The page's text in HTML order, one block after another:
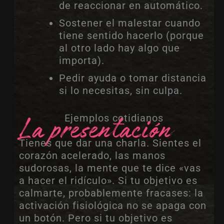
de reaccionar en automático.
Sostener el malestar cuando
tiene sentido hacerlo (porque
al otro lado hay algo que
importa).
Pedir ayuda o tomar distancia
si lo necesitas, sin culpa.
Ejemplos cotidianos
La presentación
Tienes que dar una charla. Sientes el
corazón acelerado, las manos
sudorosas, la mente que te dice «vas
a hacer el ridículo». Si tu objetivo es
calmarte, probablemente fracases: la
activación fisiológica no se apaga con
un botón. Pero si tu objetivo es